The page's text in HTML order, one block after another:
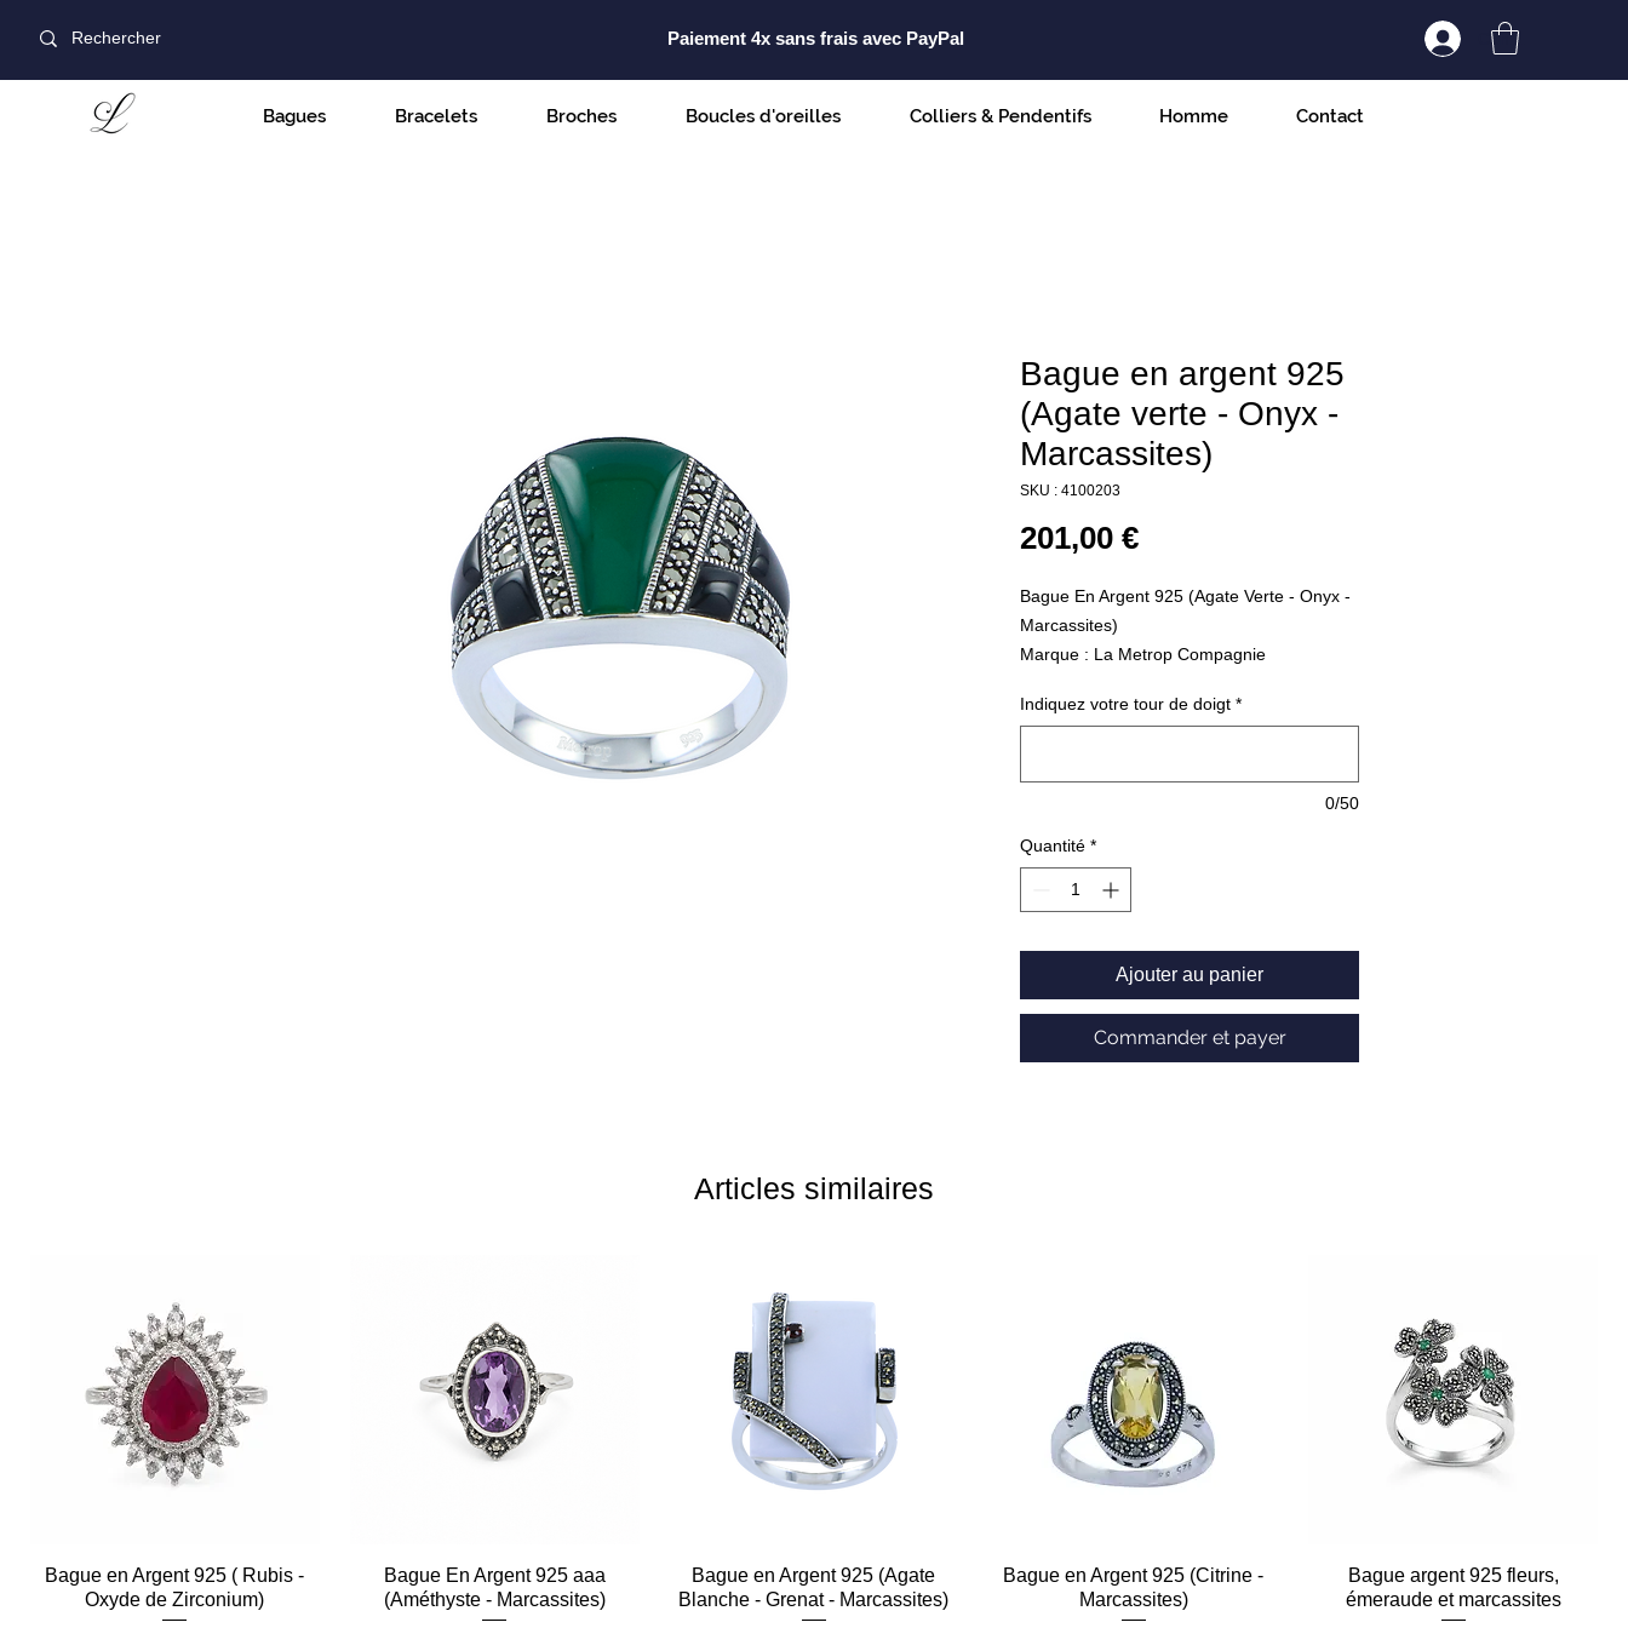
Paiement 4x sans frais avec PayPal Connexion/
Bagues Bracelets Broches Boucles d'oreilles Colliers & Pendentifs Homme Contact
Bague en argent 925
(Agate verte - Onyx -
Marcassites)
SKU : 4100203
201,00 €Prix
Bague En Argent 925 (Agate Verte - Onyx -
Marcassites)
Marque : La Metrop Compagnie
Indiquez votre tour de doigt *
0/50
Quantité *
Ajouter au panier
Commander et payer
Articles similaires
Aperçu rapide
Bague en Argent 925 ( Rubis -
Oxyde de Zirconium)
Aperçu rapide
Bague En Argent 925 aaa
(Améthyste - Marcassites)
Aperçu rapide
Bague en Argent 925 (Agate
Blanche - Grenat - Marcassites)
Aperçu rapide
Bague en Argent 925 (Citrine -
Marcassites)
Aperçu rapide
Bague argent 925 fleurs,
émeraude et marcassites